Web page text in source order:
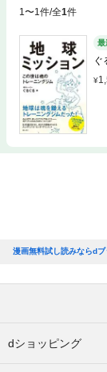
1〜1件/全1件
最
ぐ
漫画無料試し読みならdブ
dショッピング